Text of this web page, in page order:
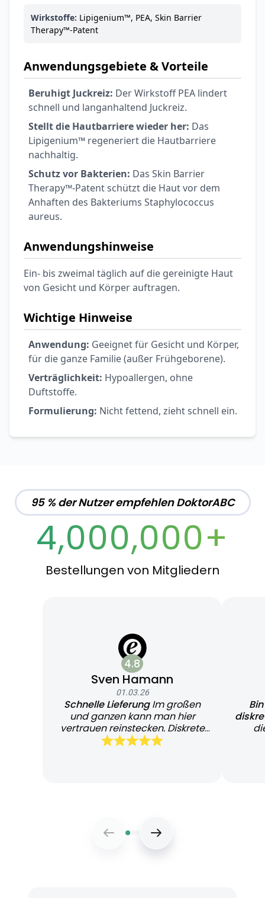
BEAUTY & PFLEGE
La Roche-Posay
BEAUTY & PFLEGE
Dexeryl
Pflegecreme für
die ganze Familie
5,91 € 6,35 € -7%
BEAUTY & PFLEGE
Linola Forte
Shampoo für
juckende, trockene
oder zu
Schuppenflechte
neigende Kopfhaut
12,28 € 16,37 € -25%
ARZNEIMITTEL & GESUNDHEIT
Vagisan Milchsäure
Stabilisierung
ARZNEIMITTEL & GESUNDHEIT
OHROPAX® Classic
Ohrstöpsel
3,79 € 3,95 € -4%
Softa Swabs
Alkoholtupfer,
100 Stück
3,75 € 4,29 € -13%
ARZNEIMITTEL & GESUNDHEIT
Lefax® extra
Kautabletten
7,69 €
ARZNEIMITTEL & GESUNDHEIT
Hämorrhoidensalbe:
Nach Marke kaufen
Wirkstoffe: Lipigenium™, PEA, Skin Barrier
Therapy™-Patent
Anwendungsgebiete & Vorteile
Beruhigt Juckreiz: Der Wirkstoff PEA lindert
schnell und langanhaltend Juckreiz.
Stellt die Hautbarriere wieder her: Das
Lipigenium™ regeneriert die Hautbarriere
nachhaltig.
Schutz vor Bakterien: Das Skin Barrier
Therapy™-Patent schützt die Haut vor dem
Anhaften des Bakteriums Staphylococcus
aureus.
Anwendungshinweise
Ein- bis zweimal täglich auf die gereinigte Haut
von Gesicht und Körper auftragen.
Wichtige Hinweise
Anwendung: Geeignet für Gesicht und Körper,
für die ganze Familie (außer Frühgeborene).
Verträglichkeit: Hypoallergen, ohne
Duftstoffe.
Formulierung: Nicht fettend, zieht schnell ein.
95 % der Nutzer empfehlen DoktorABC
4,000,000+
Bestellungen von Mitgliedern
4.8
Sven Hamann
01.03.26
Schnelle LieferungIm großen
und ganzen kann man hier
vertrauen reinstecken. Diskrete
und schnelle Lieferung